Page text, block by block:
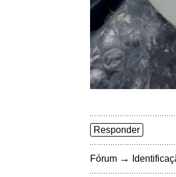
Responder
Fórum →